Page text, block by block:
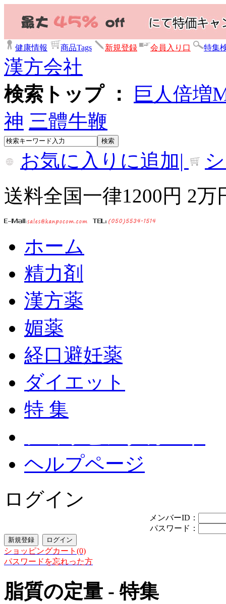
健康情報 商品Tags 新規登録 会員入り口 特集
漢方会社
検索トップ ：
巨人倍増
神 三體牛鞭
お気に入りに追加|
送料全国一律1200円 2
ホーム
精力剤
漢方薬
媚薬
経口避妊薬
ダイエット
特 集
ヘルプページ
ログイン
メンバーID：
パスワード：
ショッピングカート(0)
パスワードを忘れった方
脂質の定量 - 特集